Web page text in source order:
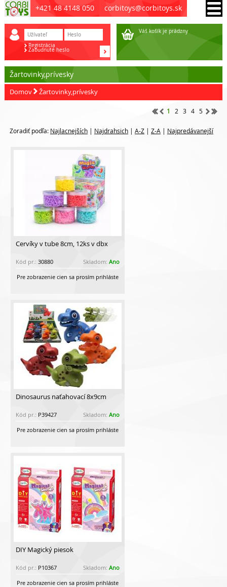
+421 48 4148 050 corbitoys@corbitoys.sk
Registrácia
Zabudnuté heslo
Váš košík je prádzny
Žartovinky,prívesky
Domov Žartovinky,prívesky
1 2 3 4 5
Zoradiť podľa: Najlacnejších| Najdrahsich| A-Z| Z-A | Najpredávanejší
Červíky v tube 8cm, 12ks v dbx
Kód pr.: 30880 Skladom: Ano
Pre zobrazenie cien sa prosím prihláste
Dinosaurus naťahovací 8x9cm
Kód pr.: P39427 Skladom: Ano
Pre zobrazenie cien sa prosím prihláste
DIY Magický piesok
Kód pr.: P10367 Skladom: Ano
Pre zobrazenie cien sa prosím prihláste